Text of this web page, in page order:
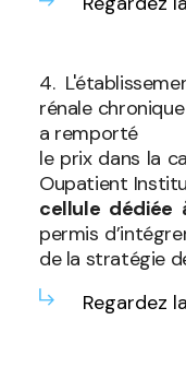
4.
rénale
a remporté
le prix dans la
Oupatient
cellule dédiée
permis
de la stratégie
Regardez